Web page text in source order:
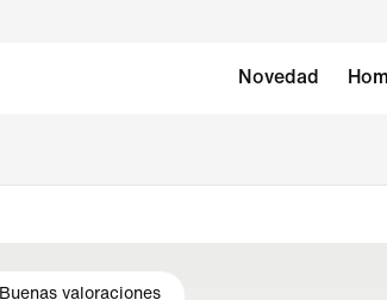
Novedad
Buenas valoraciones